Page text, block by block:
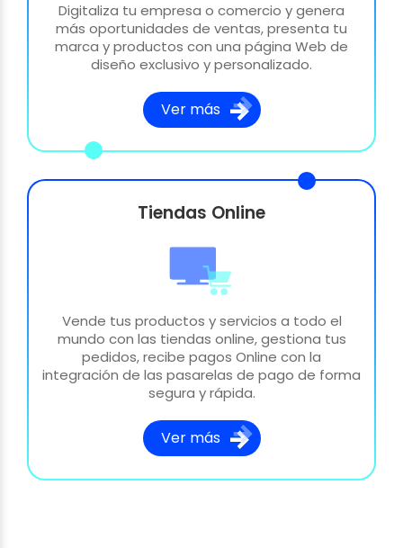
Digitaliza tu empresa o comercio y genera
más oportunidades de ventas, presenta tu
marca y productos con una página Web de
diseño exclusivo y personalizado.
Ver más
Tiendas Online
Vende tus productos y servicios a todo el
mundo con las tiendas online, gestiona tus
pedidos, recibe pagos Online con la
integración de las pasarelas de pago de forma
segura y rápida.
Ver más